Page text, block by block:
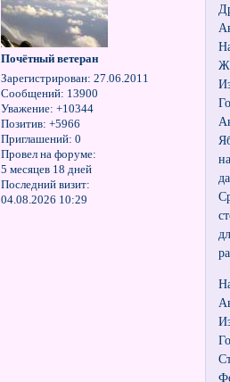
Почётный ветеран
Зарегистрирован: 27.06.2011
Сообщений: 13900
Уважение: +10344
Позитив: +5966
Приглашений: 0
Провел на форуме:
5 месяцев 18 дней
Последний визит:
04.08.2026 10:29